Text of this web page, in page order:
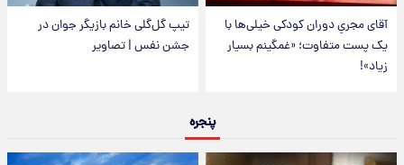
آقای مجریِ دوران کودکی خیلی‌ها با
یک پست متفاوت؛ «غمگینم بسیار
زیاد»!
تیپ گل‌گلی خانم بازیگر جوان در
جشن نفس | تصاویر
پنجره